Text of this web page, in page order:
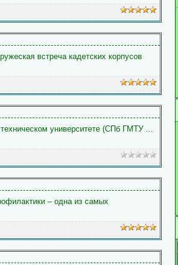
встреча кадетских корпусов
университете (СПб ГМТУ ...
– одна из самых